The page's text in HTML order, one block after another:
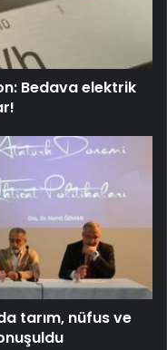
Bedava elektrik
tarım, nüfus ve